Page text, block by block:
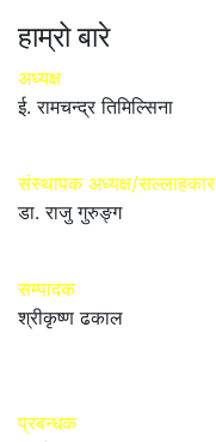
हाम्रो बारे
अध्यक्ष
ई. रामचन्द्र तिमिल्सिना
संस्थापक अध्यक्ष/सल्लाहकार
डा. राजु गुरुङ्ग
सम्पादक
श्रीकृष्ण ढकाल
प्रबन्धक